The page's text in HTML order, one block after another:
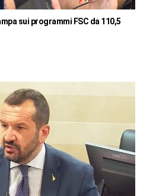
sui programmi FSC da 110,5